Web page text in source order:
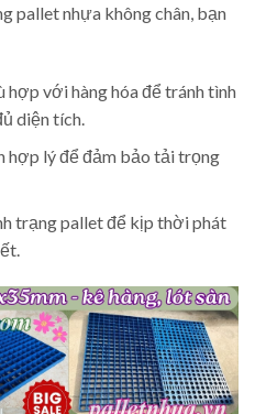
pallet nhựa không chân, bạn
với hàng hóa để tránh tình
diện tích.
hợp lý để đảm bảo tải trọng
trạng pallet để kịp thời phát